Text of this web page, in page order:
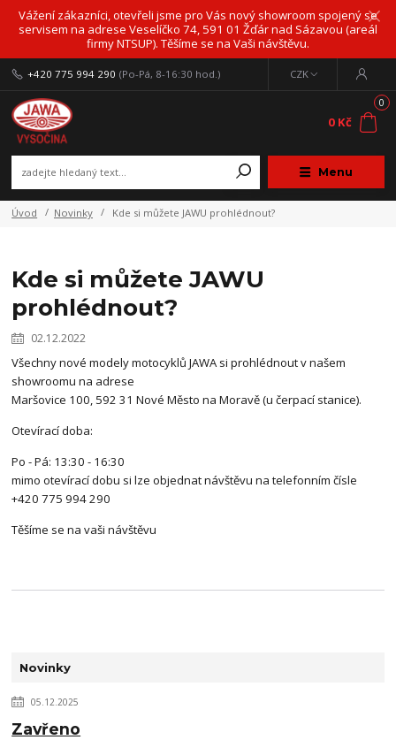
Vážení zákazníci, otevřeli jsme pro Vás nový showroom spojený se
servisem na adrese Veselíčko 74, 591 01 Žďár nad Sázavou (areál
firmy NTSUP). Těšíme se na Vaši návštěvu.
Menu
CZK
+420 775 994 290 (Po-Pá, 8-16:30 hod.)
0
0 Kč
Úvod Novinky Kde si můžete JAWU prohlédnout?
Novinky
05.12.2025
Zavřeno
Kde si můžete JAWU
prohlédnout?
02.12.2022
Všechny nové modely motocyklů JAWA si prohlédnout v našem
showroomu na adrese
Maršovice 100, 592 31 Nové Město na Moravě (u čerpací stanice).
Otevírací doba:
Po - Pá: 13:30 - 16:30
mimo otevírací dobu si lze objednat návštěvu na telefonním čísle
+420 775 994 290
Těšíme se na vaši návštěvu